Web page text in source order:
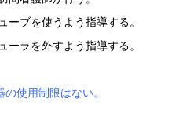
ーブを使うよう指導する。
ーラを外すよう指導する。
使用制限はない。